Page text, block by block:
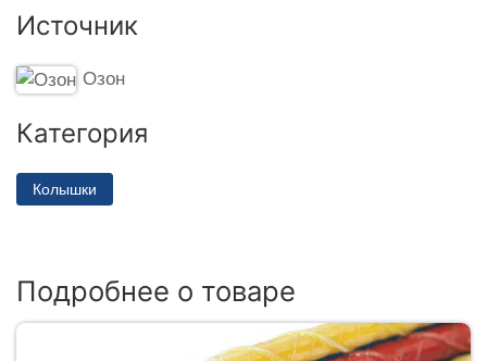
Источник
Озон
Категория
Колышки
Подробнее о товаре